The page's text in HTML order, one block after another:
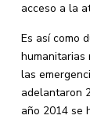
acceso a la
Es así como
humanitarias
las
adelantaron
año 2014 se